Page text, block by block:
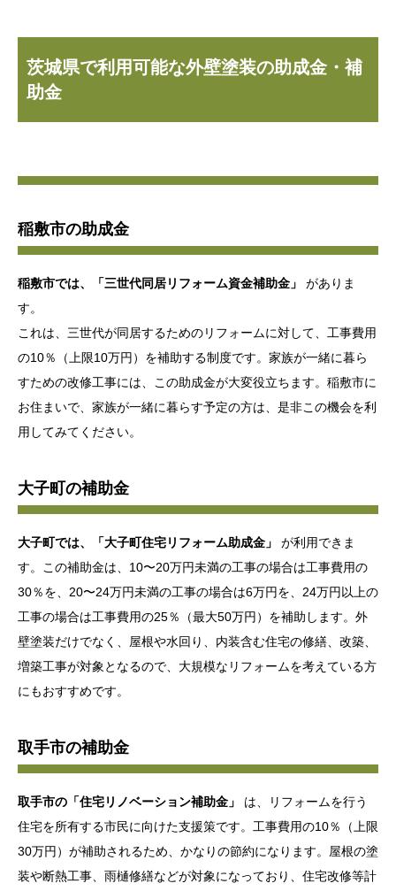
茨城県で利用可能な外壁塗装の助成金・補
助金
稲敷市の助成金
稲敷市では、「三世代同居リフォーム資金補助金」
がありま
す。
これは、三世代が同居するためのリフォームに対して、工事費用
の10％（上限10万円）を補助する制度です。家族が一緒に暮ら
すための改修工事には、この助成金が大変役立ちます。稲敷市に
お住まいで、家族が一緒に暮らす予定の方は、是非この機会を利
用してみてください。
大子町の補助金
大子町では、「大子町住宅リフォーム助成金」
が利用できま
す。この補助金は、10〜20万円未満の工事の場合は工事費用の
30％を、20〜24万円未満の工事の場合は6万円を、24万円以上の
工事の場合は工事費用の25％（最大50万円）を補助します。外
壁塗装だけでなく、屋根や水回り、内装含む住宅の修繕、改築、
増築工事が対象となるので、大規模なリフォームを考えている方
にもおすすめです。
取手市の補助金
取手市の「住宅リノベーション補助金」
は、リフォームを行う
住宅を所有する市民に向けた支援策です。工事費用の10％（上限
30万円）が補助されるため、かなりの節約になります。屋根の塗
装や断熱工事、雨樋修繕などが対象になっており、住宅改修等計